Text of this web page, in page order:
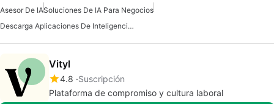
Asesor De IASoluciones De IA Para Negocios
Descarga Aplicaciones De Inteligencia Artificial (IA)
Vityl
4.8 Suscripción
Plataforma de compromiso y cultura laboral